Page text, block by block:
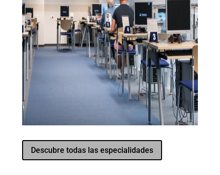
Descubre todas las especialidades